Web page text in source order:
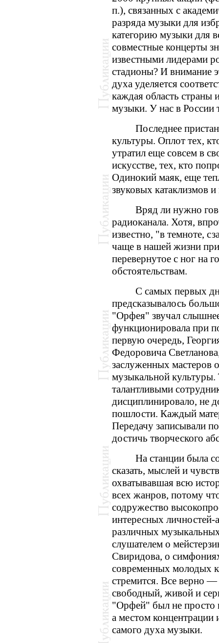
п.), связанных с
разряда музыки для
категорию музыки для
совместные концерты
известными лидерами
стадионы? И внимание
духа уделяется
каждая область страны
музыки. У нас в
Последнее
культуры. Оплот тех,
утратил еще совсем в
искусстве, тех, кто
Одинокий маяк, еще
звуковых катаклизмов
Вряд ли нужно
радиоканала. Хотя,
известно, "в темноте,
чаще в нашей жизни
перевернутое с ног на
обстоятельствам.
С самых первых
предсказывалось
"Орфея" звучал
функционировала при
первую очередь,
Федоровича
заслуженных мастеров
музыкальной
талантливыми
дисциплинировало, не
пошлости. Каждый
Передачу записывали
достичь творческого
На станции была
сказать, мыслей и
охватывавшая всю
всех жанров, потому
содружество
интересных
различных
слушателем о
Свиридова, о
современных молодых
стремится. Все верно
свободный, живой и
"Орфей" был не просто
а местом концентрации
самого духа музыки.